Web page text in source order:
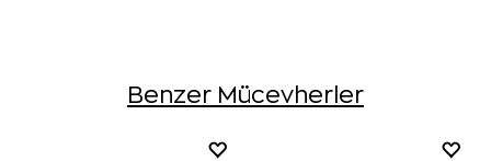
Benzer Mücevherler